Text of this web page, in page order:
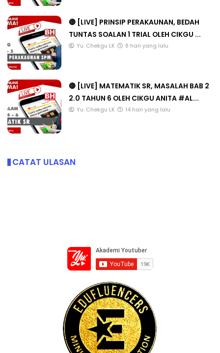
🔴 [LIVE] PRINSIP PERAKAUNAN, BEDAH
TUNTAS SOALAN 1 TRIAL OLEH CIKGU ...
Yu. Chekgu LK 8 hari yang lalu
🔴 [LIVE] MATEMATIK SR, MASALAH BAB 2
2.0 TAHUN 6 OLEH CIKGU ANITA #AL...
Yu. Chekgu LK 14 hari yang lalu
CATAT ULASAN